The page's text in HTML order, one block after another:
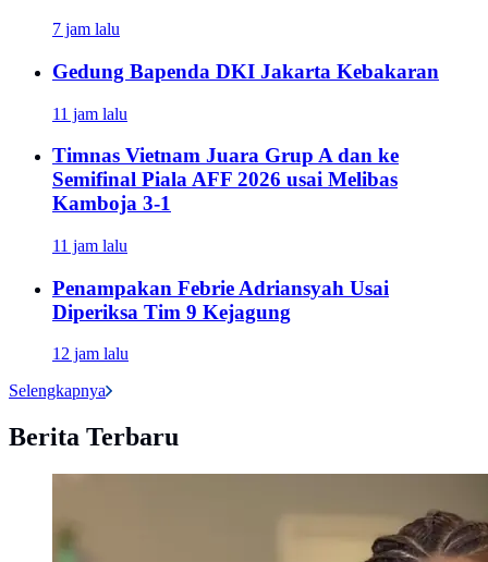
7 jam lalu
Gedung Bapenda DKI Jakarta Kebakaran
11 jam lalu
Timnas Vietnam Juara Grup A dan ke
Semifinal Piala AFF 2026 usai Melibas
Kamboja 3-1
11 jam lalu
Penampakan Febrie Adriansyah Usai
Diperiksa Tim 9 Kejagung
12 jam lalu
Selengkapnya
Berita Terbaru